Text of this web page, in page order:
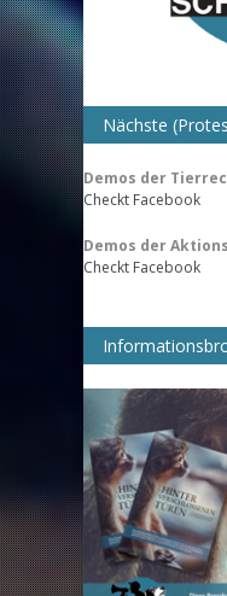
Nächste
Demos der
Checkt Facebook
Demos der
Checkt Facebook